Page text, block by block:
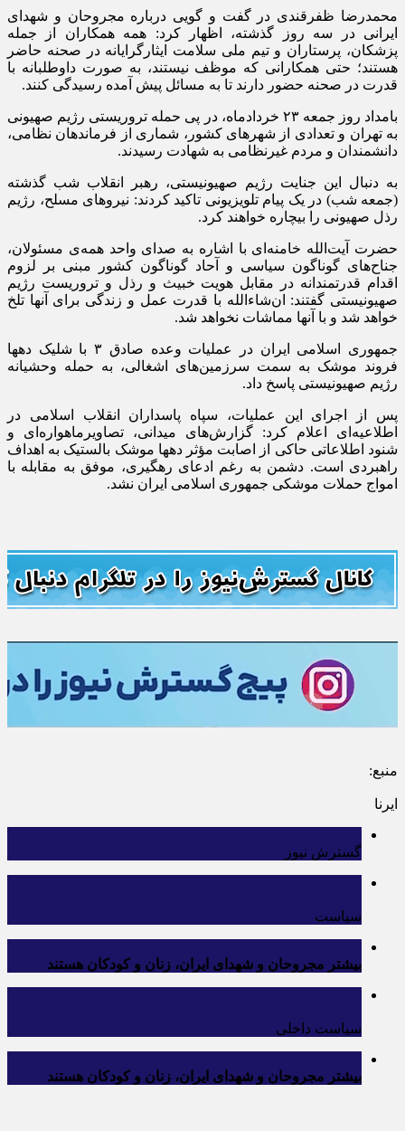
محمدرضا ظفرقندی در گفت و گویی درباره مجروحان و شهدای
ایرانی در سه روز گذشته، اظهار کرد: همه همکاران از جمله
پزشکان، پرستاران و تیم ملی سلامت ایثارگرایانه در صحنه حاضر
هستند؛ حتی همکارانی که موظف نیستند، به صورت داوطلبانه با
قدرت در صحنه حضور دارند تا به مسائل پیش آمده رسیدگی کنند.
بامداد روز جمعه ۲۳ خردادماه، در پی حمله تروریستی رژیم صهیونی
به تهران و تعدادی از شهرهای کشور، شماری از فرماندهان نظامی،
دانشمندان و مردم غیرنظامی به شهادت رسیدند.
به دنبال این جنایت رژیم صهیونیستی، رهبر انقلاب شب گذشته
(جمعه شب) در یک پیام تلویزیونی تاکید کردند: نیروهای مسلح، رژیم
رذل صهیونی را بیچاره خواهند کرد.
حضرت آیت‌الله خامنه‌ای با اشاره به صدای واحد همه‌ی مسئولان،
جناح‌های گوناگون سیاسی و آحاد گوناگون کشور مبنی بر لزوم
اقدام قدرتمندانه در مقابل هویت خبیث و رذل و تروریست رژیم
صهیونیستی گفتند: ان‌شاءالله با قدرت عمل و زندگی برای آنها تلخ
خواهد شد و با آنها مماشات نخواهد شد.
جمهوری اسلامی ایران در عملیات وعده صادق ۳ با شلیک دهها
فروند موشک‌ به سمت سرزمین‎‌های اشغالی، به حمله وحشیانه
رژیم صهیونیستی پاسخ داد.
پس از اجرای این عملیات، سپاه پاسداران انقلاب اسلامی در
اطلاعیه‌ای اعلام کرد: گزارش‌های میدانی، تصاویرماهواره‌ای و
شنود اطلاعاتی حاکی از اصابت مؤثر دهها موشک بالستیک به اهداف
راهبردی است. دشمن به رغم ادعای رهگیری، موفق به مقابله با
امواج حملات موشکی جمهوری اسلامی ایران نشد.
منبع:
ایرنا
گسترش نیوز
سیاست
بیشتر مجروحان و شهدای ایران، زنان و کودکان هستند
سیاست داخلی
بیشتر مجروحان و شهدای ایران، زنان و کودکان هستند